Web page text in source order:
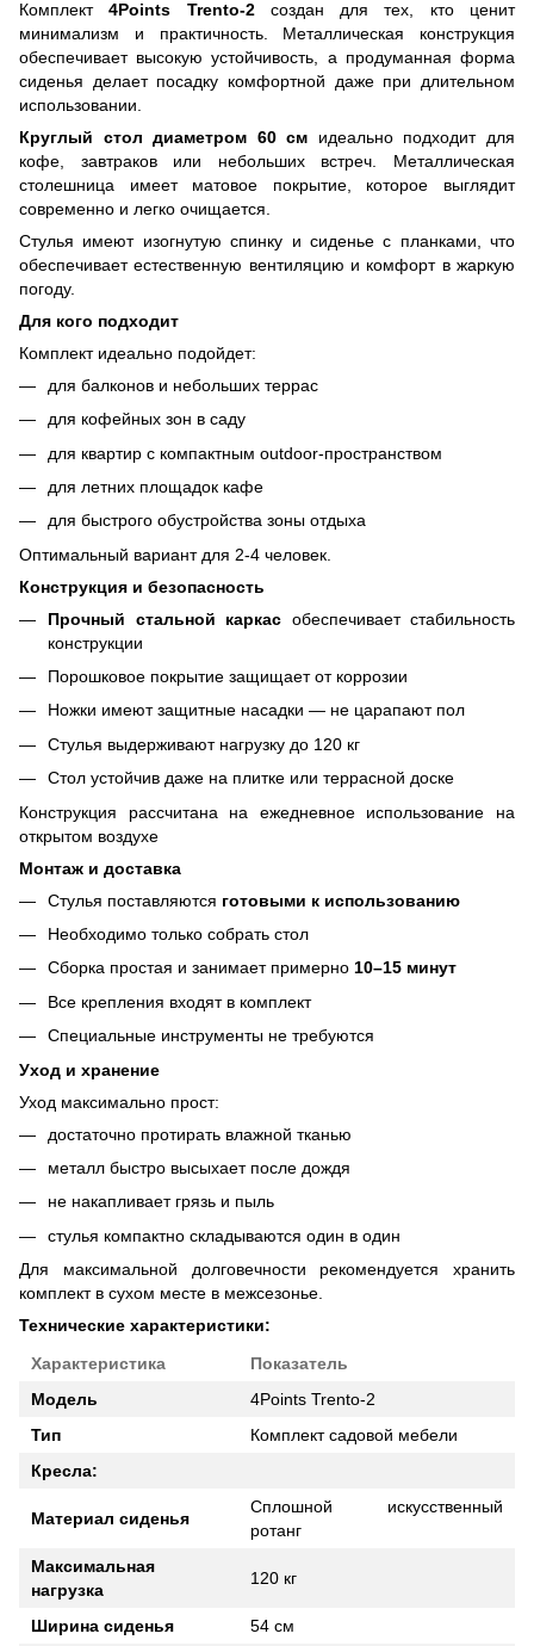
Комплект4Points Trento-2 создан для тех, кто ценит
минимализм и практичность. Металлическая конструкция
обеспечивает высокую устойчивость, а продуманная форма
сиденья делает посадку комфортной даже при длительном
использовании.
Круглый стол диаметром 60 см идеально подходит для
кофе, завтраков или небольших встреч. Металлическая
столешница имеет матовое покрытие, которое выглядит
современно и легко очищается.
Стулья имеют изогнутую спинку и сиденье с планками, что
обеспечивает естественную вентиляцию и комфорт в жаркую
погоду.
Для кого подходит
Комплект идеально подойдет:
для балконов и небольших террас
для кофейных зон в саду
для квартир с компактным outdoor-пространством
для летних площадок кафе
для быстрого обустройства зоны отдыха
Оптимальный вариант для 2-4 человек.
Конструкция и безопасность
Прочный стальной каркас обеспечивает стабильность
конструкции
Порошковое покрытие защищает от коррозии
Ножки имеют защитные насадки — не царапают пол
Стулья выдерживают нагрузку до 120 кг
Стол устойчив даже на плитке или террасной доске
Конструкция рассчитана на ежедневное использование на
открытом воздухе
Монтаж и доставка
Стулья поставляются готовыми к использованию
Необходимо только собрать стол
Сборка простая и занимает примерно 10–15 минут
Все крепления входят в комплект
Специальные инструменты не требуются
Уход и хранение
Уход максимально прост:
достаточно протирать влажной тканью
металл быстро высыхает после дождя
не накапливает грязь и пыль
стулья компактно складываются один в один
Для максимальной долговечности рекомендуется хранить
комплект в сухом месте в межсезонье.
Технические характеристики:
Характеристика
Показатель
Модель
4Points Trento-2
Тип
Комплект садовой мебели
Кресла:
Материал сиденья
Сплошной искусственный
ротанг
Максимальная
нагрузка
120 кг
Ширина сиденья
54 см